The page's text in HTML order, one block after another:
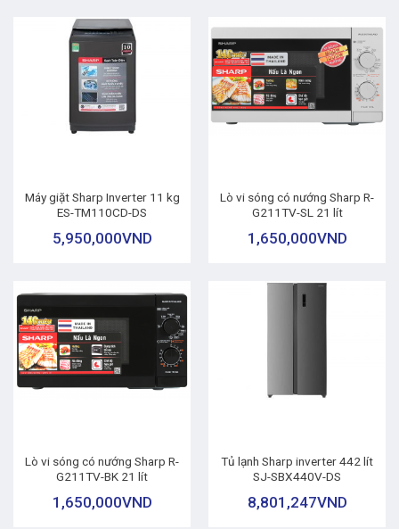
Máy giặt Sharp Inverter 11 kg
ES-TM110CD-DS
5,950,000VND
Lò vi sóng có nướng Sharp R-
G211TV-SL 21 lít
1,650,000VND
Lò vi sóng có nướng Sharp R-
G211TV-BK 21 lít
1,650,000VND
Tủ lạnh Sharp inverter 442 lít
SJ-SBX440V-DS
8,801,247VND